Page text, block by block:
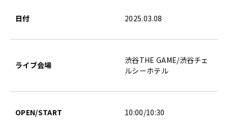
日付 2025.03.08
ライブ会場
渋谷THE GAME/渋谷チェ
ルシーホテル
OPEN/START 10:00/10:30